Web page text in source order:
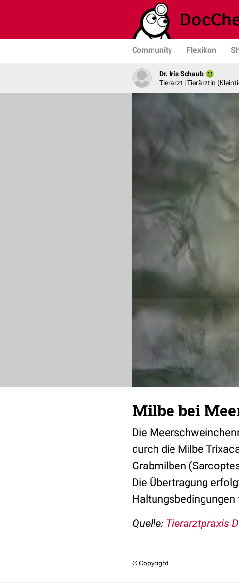
Community Flexikon
Dr. Iris Schaub
Tierarzt | Tierärztin
Milbe bei
Die
durch die Milbe
Grabmilben
Die Übertragung
Haltungsbedingungen
Quelle: Tierarztpraxis
© Copyright